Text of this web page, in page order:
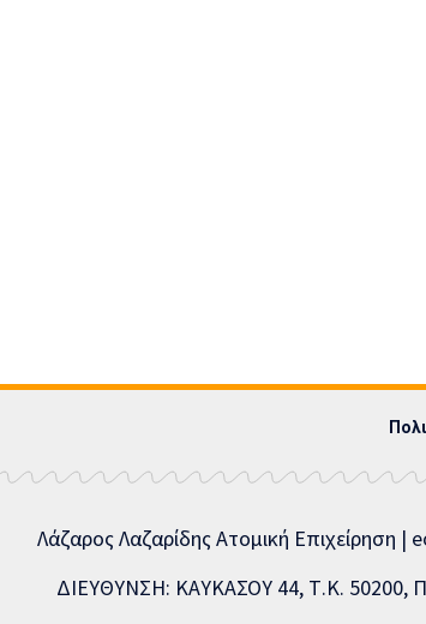
Λάζαρος Λαζαρίδης Ατομική
ΔΙΕΥΘΥΝΣΗ: ΚΑΥΚΑΣΟΥ 44, Τ.Κ. 50200,